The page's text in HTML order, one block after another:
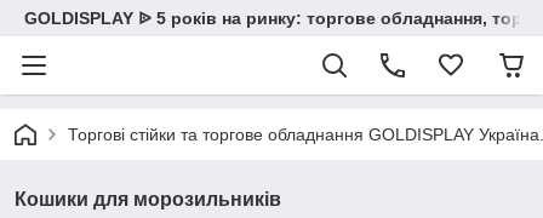
GOLDISPLAY ᐉ 5 років на ринку: торгове обладнання,
Торгові стійки та торгове обладнання GOLDISPLAY
Кошики для морозильників